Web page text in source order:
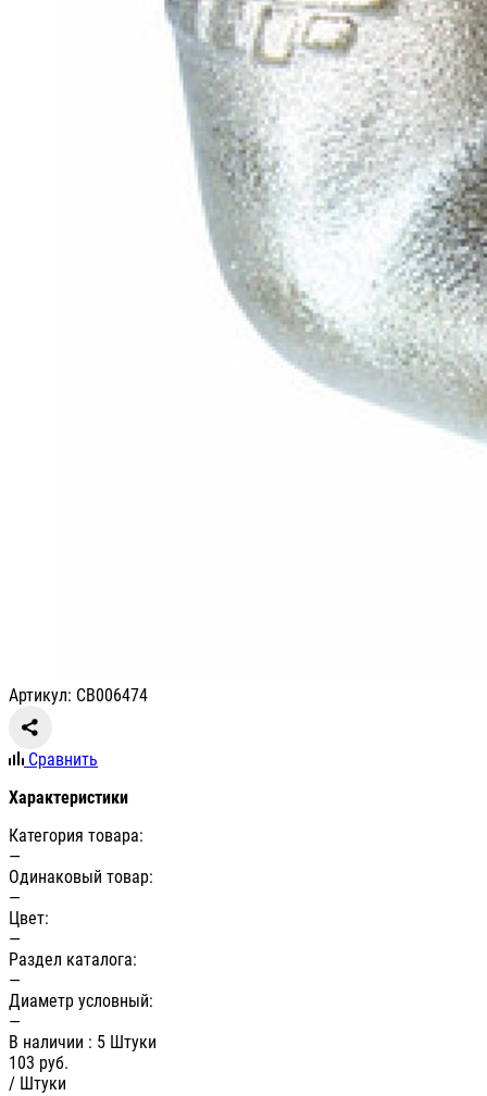
Артикул: СВ006474
Сравнить
Характеристики
Категория товара:
—
Одинаковый товар:
—
Цвет:
—
Раздел каталога:
—
Диаметр условный:
—
В наличии : 5 Штуки
103 руб.
/ Штуки